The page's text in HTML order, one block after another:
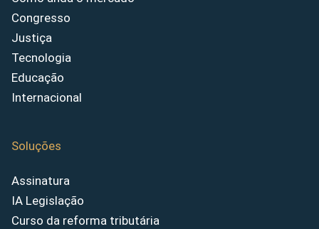
Congresso
Justiça
Tecnologia
Educação
Internacional
Soluções
Assinatura
IA Legislação
Curso da reforma tributária